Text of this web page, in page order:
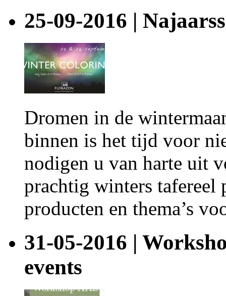
25-09-2016 |
Dromen in de
binnen is het tijd voor
nodigen u van harte uit
prachtig winters tafereel
producten en thema’s
31-05-2016 |
events